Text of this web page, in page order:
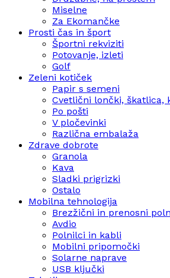
Miselne
Za Ekomančke
Prosti čas in šport
Športni rekviziti
Potovanje, izleti
Golf
Zeleni kotiček
Papir s semeni
Cvetlični lončki, škatlica,
Po pošti
V pločevinki
Različna embalaža
Zdrave dobrote
Granola
Kava
Sladki prigrizki
Ostalo
Mobilna tehnologija
Brezžični in prenosni
Avdio
Polnilci in kabli
Mobilni pripomočki
Solarne naprave
USB ključki